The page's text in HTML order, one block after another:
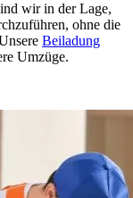
wir in der Lage,
ohne die
Beiladung
Umzüge.